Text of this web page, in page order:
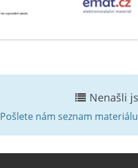
Nenašli
Pošlete nám seznam